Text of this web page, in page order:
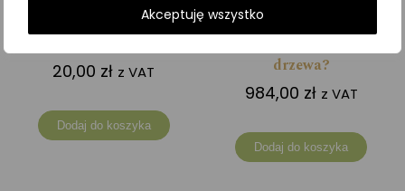
Akceptuję wszystko
20,00 zł z VAT
Dodaj do koszyka
drzewa?
984,00 zł z VAT
Dodaj do koszyka